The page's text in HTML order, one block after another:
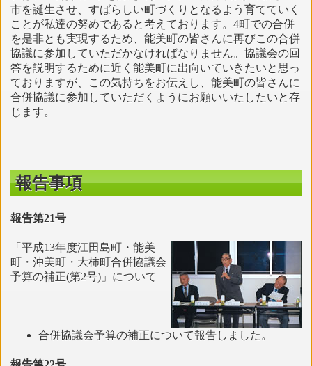
市を誕生させ、すばらしい町づくりとなるよう育てていく
ことが私達の努めであると考えております。4町での合併
を是非とも実現するため、能美町の皆さんに再びこの合併
協議に参加していただかなければなりません。協議会の回
答を説明するために近く能美町に出向いていきたいと思っ
ておりますが、この気持ちをお伝えし、能美町の皆さんに
合併協議に参加していただくようにお願いいたしたいと存
じます。
報告事項
報告第21号
「平成13年度江田島町・能美
町・沖美町・大柿町合併協議会
予算の補正(第2号)」について
合併協議会予算の補正について報告しました。